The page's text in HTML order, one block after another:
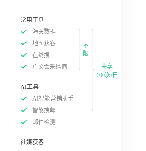
常用工具
海关数据
地图获客
在线搜
广交会采购商
不
限
AI工具
AI智能营销助手
智能搜邮
邮件检测
社媒获客
共享
100次/日